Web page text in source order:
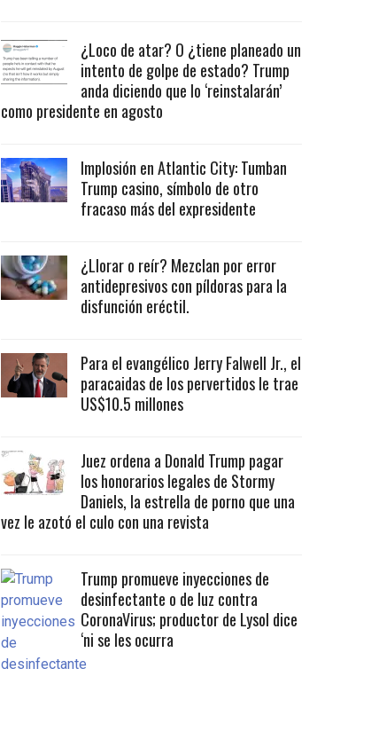
¿Loco de atar? O ¿tiene planeado un
intento de golpe de estado? Trump
anda diciendo que lo ‘reinstalarán’
como presidente en agosto
Implosión en Atlantic City: Tumban
Trump casino, símbolo de otro
fracaso más del expresidente
¿Llorar o reír? Mezclan por error
antidepresivos con píldoras para la
disfunción eréctil.
Para el evangélico Jerry Falwell Jr., el
paracaidas de los pervertidos le trae
US$10.5 millones
Juez ordena a Donald Trump pagar
los honorarios legales de Stormy
Daniels, la estrella de porno que una
vez le azotó el culo con una revista
Trump promueve inyecciones de
desinfectante o de luz contra
CoronaVirus; productor de Lysol dice
‘ni se les ocurra